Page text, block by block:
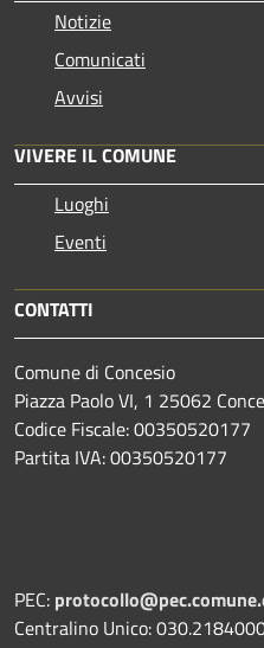
Notizie
Comunicati
Avvisi
VIVERE IL COMUNE
Luoghi
Eventi
CONTATTI
Comune di Concesio
Piazza Paolo VI, 1 25062
Codice Fiscale: 00350520177
Partita IVA: 00350520177
PEC:
Centralino Unico: